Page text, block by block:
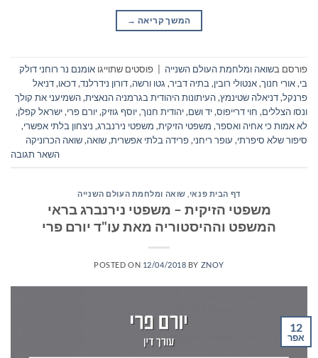
המשך קריאה →
פורסם בשואה ומלחמת העולם השנייה פוסטים שתוייגו אומנם נר רוחני דולק
בי,אורי חנוך,אנטולי רובין, בתיה דביר, גטו ורשה,דורון נידרלנד,דכאו,דניאל
פרנקל,דניאלה שטינמץ,העיתונות היהודית בגרמניה הנאצית,השמיעני את קולך
ונסו הצללים, חוי דרייפוס,יד ושם,יהודית חנוך,יוסף גוזיק,יורם פרי,ישראל קפלן,
לא אמות כי אחיה ואספר, משפטי הזיקית, משפטי נירנברג, ניצחון בלתי אפשרי,
סיפור שלא סיפרתי, עופר ריחני,פרידה בלתי אפשרית,שואה,שואה הכרוניקה
השאר תגובה
דף הבית פנאי שואה ומלחמת העולם השנייה
משפטי הזיקית – משפטי נירנברג בראי
המשפט וההיסטוריה מאת עו"ד יורם פרי
POSTED ON 12/04/2018 BY ZNOY
12
אפר